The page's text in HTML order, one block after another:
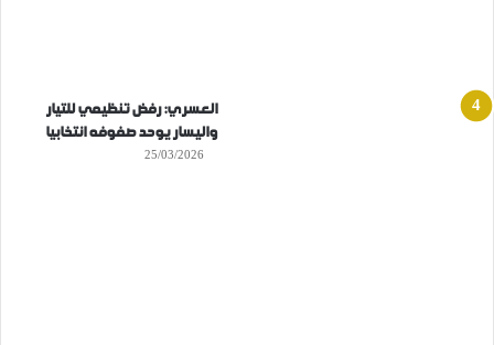
العسري: رفض تنظيمي للتيار
واليسار يوحد صفوفه انتخابيا
25/03/2026